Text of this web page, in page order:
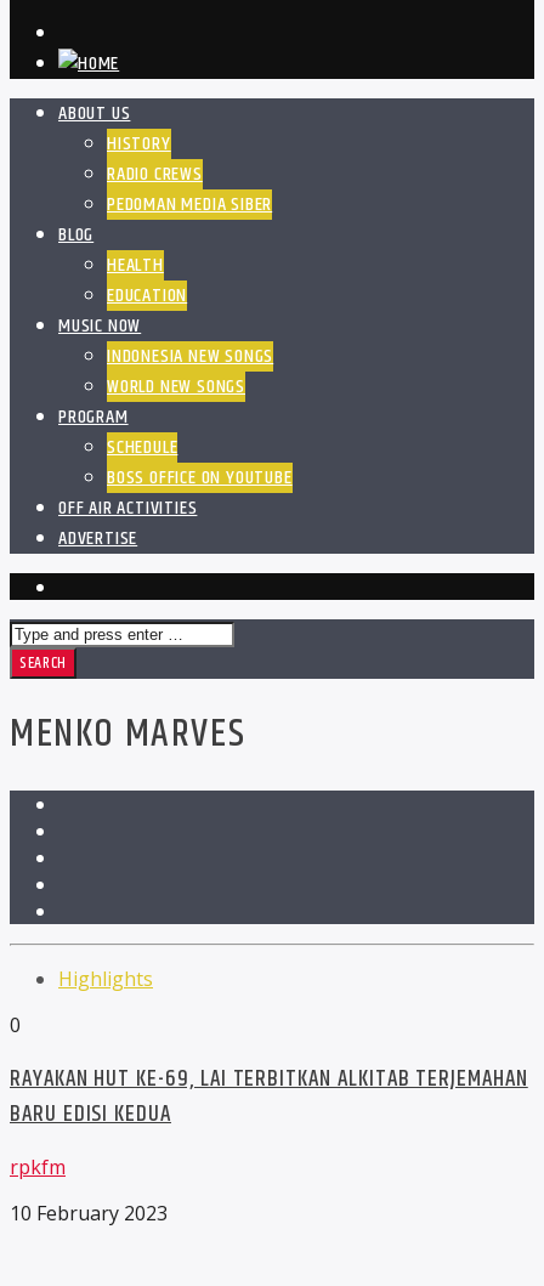
ABOUT US
HISTORY
RADIO CREWS
PEDOMAN MEDIA SIBER
BLOG
HEALTH
EDUCATION
MUSIC NOW
INDONESIA NEW SONGS
WORLD NEW SONGS
PROGRAM
SCHEDULE
BOSS OFFICE ON YOUTUBE
OFF AIR ACTIVITIES
ADVERTISE
MENKO MARVES
Highlights
0
RAYAKAN HUT KE-69, LAI TERBITKAN ALKITAB TERJEMAHAN
BARU EDISI KEDUA
rpkfm
10 February 2023